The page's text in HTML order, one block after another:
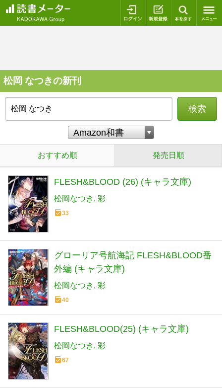
ログイン 新規登録
松岡 なつきの新刊
検索
おすすめ順 発売日順
FLESH&BLOOD (26) (キャラ文庫)
松岡なつき 彩
33
グローリア号航海記 FLESH&BLООD番
外編 (キャラ文庫)
松岡なつき 彩
40
FLESH&BLOOD(25) (キャラ文庫)
松岡なつき 彩
67